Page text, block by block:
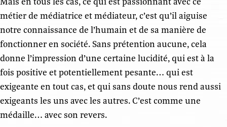
métier de médiatrice et médiateur, c’est qu’il aiguise
notre connaissance de l’humain et de sa manière de
fonctionner en société. Sans prétention aucune, cela
donne l’impression d’une certaine lucidité, qui est à la
fois positive et potentiellement pesante… qui est
exigeante en tout cas, et qui sans doute nous rend aussi
exigeants les uns avec les autres. C’est comme une
médaille… avec son revers.